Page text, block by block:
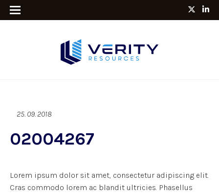
25. 09. 2018
02004267
Lorem ipsum dolor sit amet, consectetur adipiscing elit.
Cras commodo lorem ac blandit ultricies. Phasellus